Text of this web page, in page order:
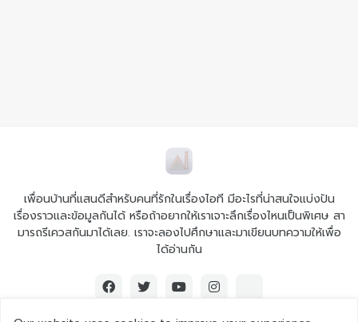
เพื่อนบ้านที่แสนดีสำหรับคนที่รักในเรื่องไอที มีอะไรที่น่าสนใจแบ่งปัน
เรื่องราวและข้อมูลกันได้ หรือถ้าอยากให้เราเจาะลึกเรื่องไหนเป็นพิเศษ สา
มารถรีเควสกันมาได้เลย. เราจะลองไปศึกษาและมาเขียนบทความให้เพื่อ
ได้อ่านกัน